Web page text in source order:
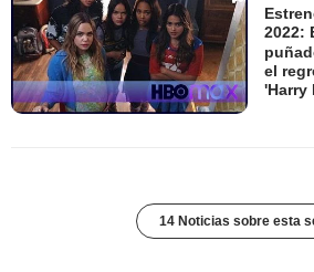
2022:
el
'Harry
14 Noticias sobre esta